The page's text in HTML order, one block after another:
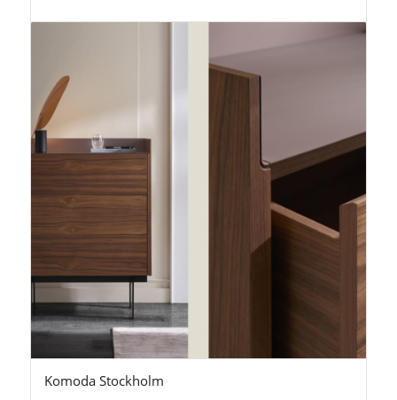
Komoda Stockholm